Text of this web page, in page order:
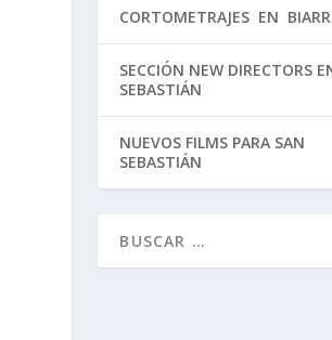
CORTOMETRAJES EN
SECCIÓN NEW DIRECTORS
SEBASTIÁN
NUEVOS FILMS PARA SAN
SEBASTIÁN